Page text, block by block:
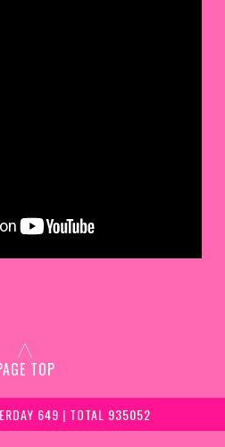
TOP
649 | TOTAL 935052